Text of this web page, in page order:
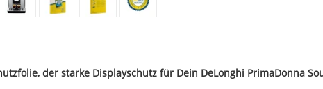
der starke Displayschutz für Dein DeLonghi PrimaDonna